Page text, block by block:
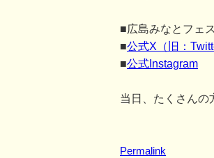
■広島みなとフェ
■公式X（旧：
■公式Instagram
当日、たくさんの
Permalink